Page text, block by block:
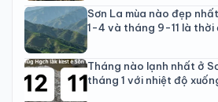
Sơn La mùa nào đẹp
1-4 và tháng 9-11 là thời
Tháng nào lạnh nhất ở
tháng 1 với nhiệt độ